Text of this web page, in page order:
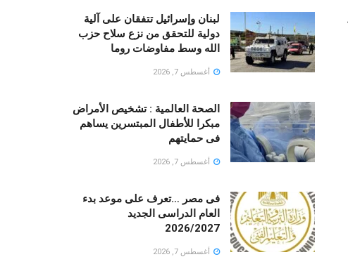
لبنان وإسرائيل تتفقان على آلية
دولية للتحقق من نزع سلاح حزب
الله وسط مفاوضات روما
أغسطس 7, 2026
الصحة العالمية : تشخيص الأمراض
مبكرا للأطفال المبتسرين يساهم
فى حمايتهم
أغسطس 7, 2026
فى مصر …تعرف على موعد بدء
العام الدراسى الجديد
2026/2027
أغسطس 7, 2026